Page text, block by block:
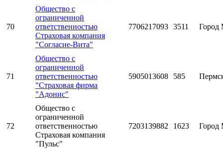
70
Общество с
ограниченной
ответственностью
Страховая компания
"Согласие-Вита"
7706217093 3511 Город
71
Общество с
ограниченной
ответственностью
"Страховая фирма
"Адонис"
5905013608 585
72
Общество с
ограниченной
ответственностью
Страховая компания
"Пульс"
7203139882 1623 Город